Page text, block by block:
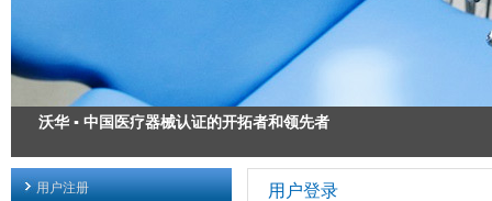
沃华 ▪ 中国医疗器械认证的开拓者和领先者
医疗器械注册 ▪ 为您的安全承诺
用户注册 用户登录